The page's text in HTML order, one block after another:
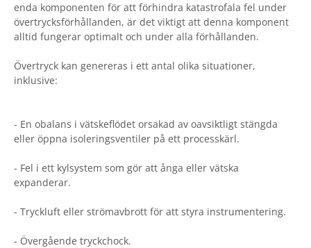
enda komponenten för att förhindra katastrofala fel under
övertrycksförhållanden, är det viktigt att denna komponent
alltid fungerar optimalt och under alla förhållanden.
Övertryck kan genereras i ett antal olika situationer,
inklusive:
- En obalans i vätskeflödet orsakad av oavsiktligt stängda
eller öppna isoleringsventiler på ett processkärl.
- Fel i ett kylsystem som gör att ånga eller vätska
expanderar.
- Tryckluft eller strömavbrott för att styra instrumentering.
- Övergående tryckchock.